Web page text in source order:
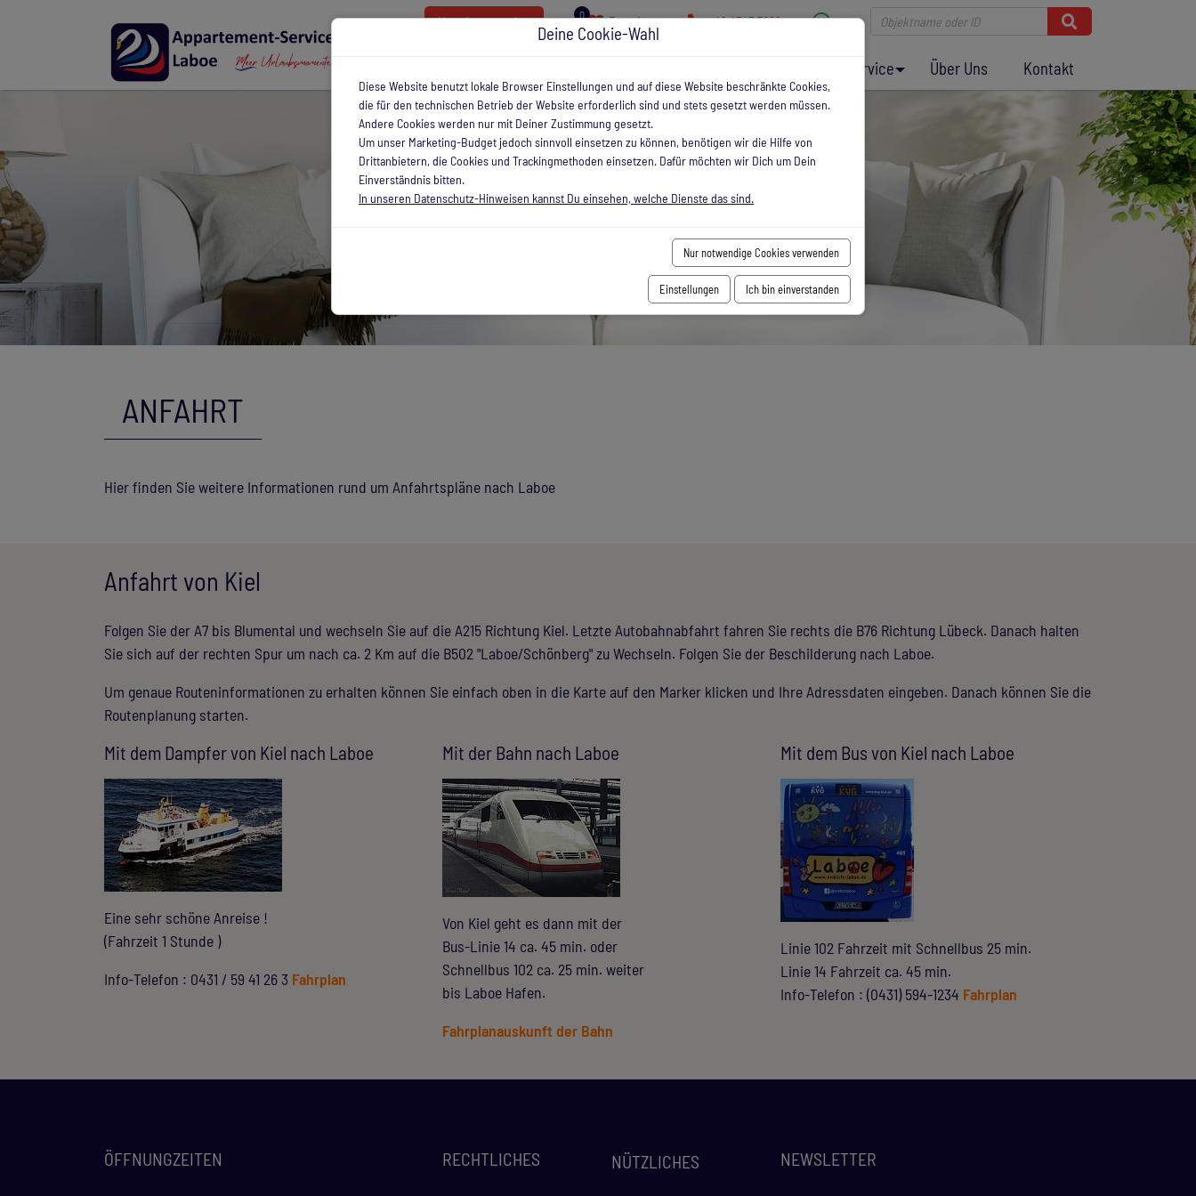
Vermieter werden 0 Favoriten +49 4343 7002
Service Über Uns Kontakt
ANFAHRT
Hier finden Sie weitere Informationen rund um Anfahrtspläne nach Laboe
Anfahrt von Kiel
Folgen Sie der A7 bis Blumental und wechseln Sie auf die A215 Richtung Kiel. Letzte Autobahnabfahrt fahren Sie rechts die B76 Richtung Lübeck. Danach halten
Sie sich auf der rechten Spur um nach ca. 2 Km auf die B502 "Laboe/Schönberg" zu Wechseln. Folgen Sie der Beschilderung nach Laboe.
Um genaue Routeninformationen zu erhalten können Sie einfach oben in die Karte auf den Marker klicken und Ihre Adressdaten eingeben. Danach können Sie die
Routenplanung starten.
Mit dem Dampfer von Kiel nach Laboe
Eine sehr schöne Anreise !
(Fahrzeit 1 Stunde )
Info-Telefon : 0431 / 59 41 26 3 Fahrplan
Mit der Bahn nach Laboe
Von Kiel geht es dann mit der
Bus-Linie 14 ca. 45 min. oder
Schnellbus 102 ca. 25 min. weiter
bis Laboe Hafen.
Fahrplanauskunft der Bahn
Mit dem Bus von Kiel nach Laboe
Linie 102 Fahrzeit mit Schnellbus 25 min.
Linie 14 Fahrzeit ca. 45 min.
Info-Telefon : (0431) 594-1234 Fahrplan
ÖFFNUNGZEITEN RECHTLICHES NÜTZLICHES NEWSLETTER
Deine Cookie-Wahl
Diese Website benutzt lokale Browser Einstellungen und auf diese Website beschränkte Cookies,
die für den technischen Betrieb der Website erforderlich sind und stets gesetzt werden müssen.
Andere Cookies werden nur mit Deiner Zustimmung gesetzt.
Um unser Marketing-Budget jedoch sinnvoll einsetzen zu können, benötigen wir die Hilfe von
Drittanbietern, die Cookies und Trackingmethoden einsetzen. Dafür möchten wir Dich um Dein
Einverständnis bitten.
In unseren Datenschutz-Hinweisen kannst Du einsehen, welche Dienste das sind.
Nur notwendige Cookies verwenden
Einstellungen Ich bin einverstanden